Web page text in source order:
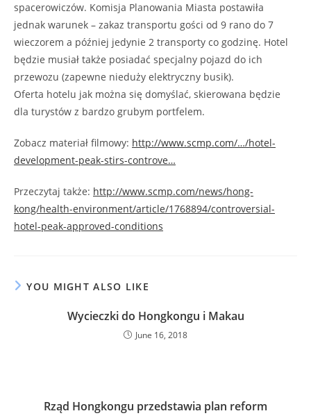
spacerowiczów. Komisja Planowania Miasta postawiła
jednak warunek – zakaz transportu gości od 9 rano do 7
wieczorem a później jedynie 2 transporty co godzinę. Hotel
będzie musiał także posiadać specjalny pojazd do ich
przewozu (zapewne nieduży elektryczny busik).
Oferta hotelu jak można się domyślać, skierowana będzie
dla turystów z bardzo grubym portfelem.
Zobacz materiał filmowy: http://www.scmp.com/…/hotel-
development-peak-stirs-controve…
Przeczytaj także: http://www.scmp.com/news/hong-
kong/health-environment/article/1768894/controversial-
hotel-peak-approved-conditions
YOU MIGHT ALSO LIKE
Wycieczki do Hongkongu i Makau
June 16, 2018
Rząd Hongkongu przedstawia plan reform